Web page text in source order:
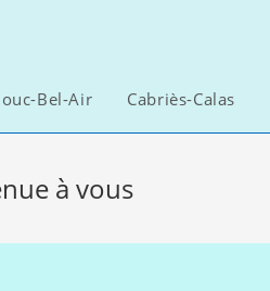
Bel-Air Cabriès-Calas
à vous